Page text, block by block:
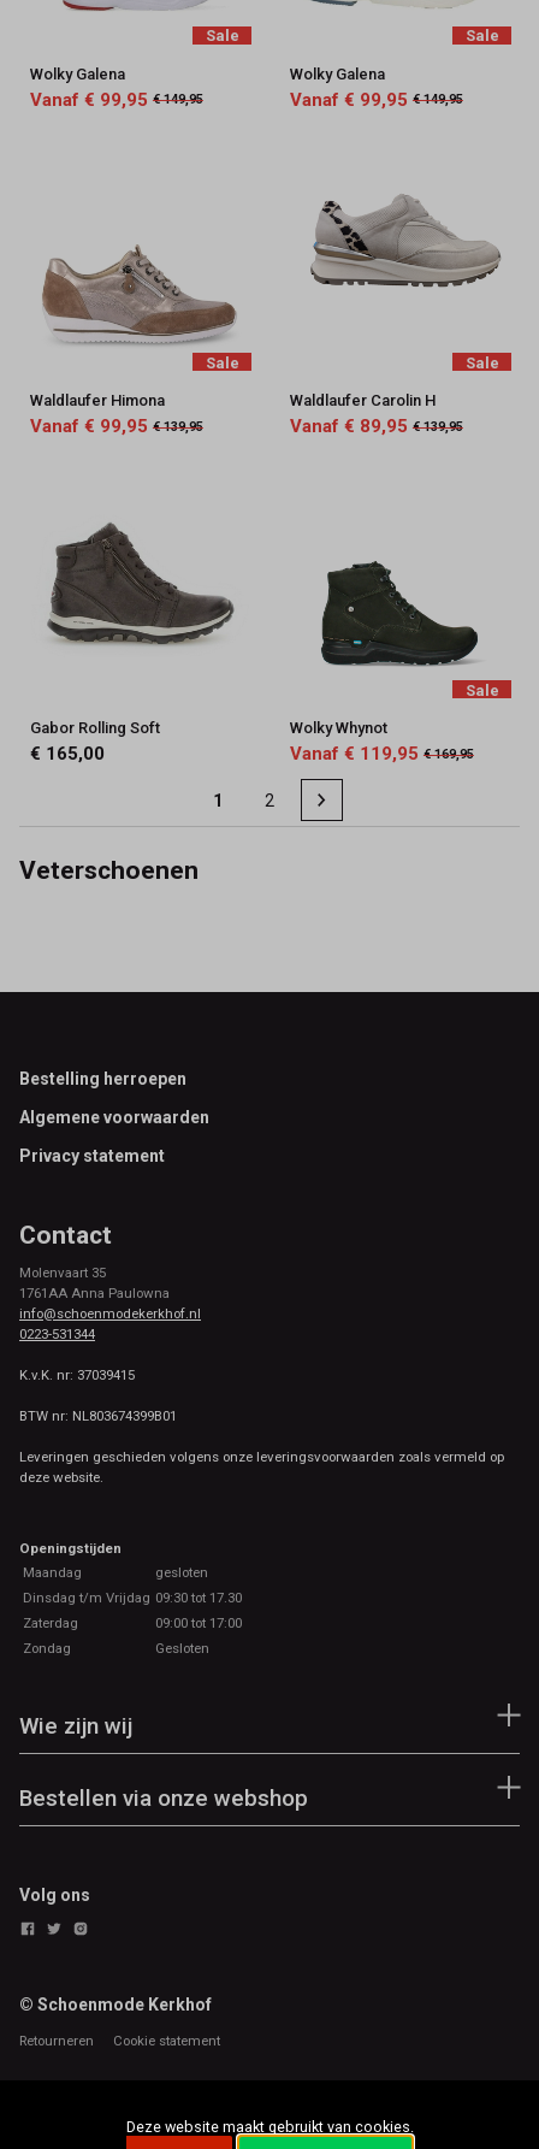
Sale
Wolky Galena
Vanaf € 99,95 € 149,95
Sale
Wolky Galena
Vanaf € 99,95 € 149,95
Sale
Waldlaufer Himona
Vanaf € 99,95 € 139,95
Sale
Waldlaufer Carolin H
Vanaf € 89,95 € 139,95
Gabor Rolling Soft
€ 165,00
Sale
Wolky Whynot
Vanaf € 119,95 € 169,95
1 2
Veterschoenen
Footer
Bestelling herroepen
Algemene voorwaarden
Privacy statement
Contact
Molenvaart 35
1761AA Anna Paulowna
info@schoenmodekerkhof.nl
0223-531344
K.v.K. nr: 37039415
BTW nr: NL803674399B01
Leveringen geschieden volgens onze leveringsvoorwaarden zoals vermeld op
deze website.
Openingstijden
Maandag
gesloten
Dinsdag t/m Vrijdag 09:30 tot 17.30
Zaterdag
09:00 tot 17:00
Zondag
Gesloten
Wie zijn wij
Bestellen via onze webshop
Volg ons
© Schoenmode Kerkhof
Retourneren Cookie statement
Deze website maakt gebruikt van cookies.